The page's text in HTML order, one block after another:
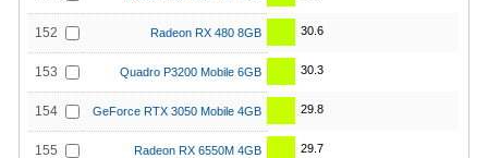
152 Radeon RX 480 8GB 30.6
153 Quadro P3200 Mobile 6GB 30.3
154 GeForce RTX 3050 Mobile 4GB 29.8
155 Radeon RX 6550M 4GB 29.7